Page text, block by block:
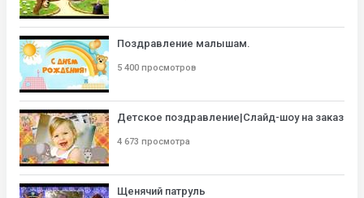
Поздравление малышам.
5 400 просмотров
Детское поздравление|Слайд-шоу на заказ
4 673 просмотра
Щенячий патруль